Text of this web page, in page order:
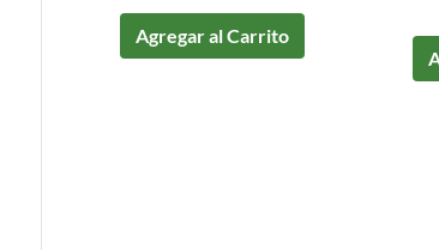
Agregar al Carrito